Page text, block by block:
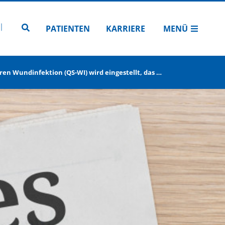
Zur Seitensuche
PATIENTEN KARRIERE MENÜ
Wundinfektion (QS-WI) wird eingestellt, das …